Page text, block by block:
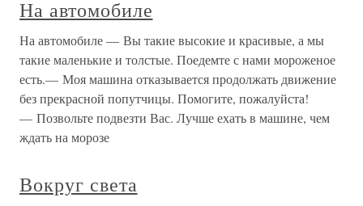
На автомобиле
На автомобиле — Вы такие высокие и красивые, а мы
такие маленькие и толстые. Поедемте с нами мороженое
есть.— Моя машина отказывается продолжать движение
без прекрасной попутчицы. Помогите, пожалуйста!
— Позвольте подвезти Вас. Лучше ехать в машине, чем
ждать на морозе
Вокруг света